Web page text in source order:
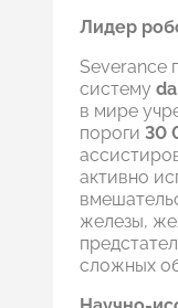
Лидер
Severance
систему
в мире
пороги 30
активно
железы,
сложных